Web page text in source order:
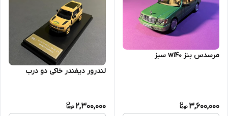
مرسدس بنز w140 سبز
3,600,000
لندرور دیفندر خاکی دو درب
2,300,000